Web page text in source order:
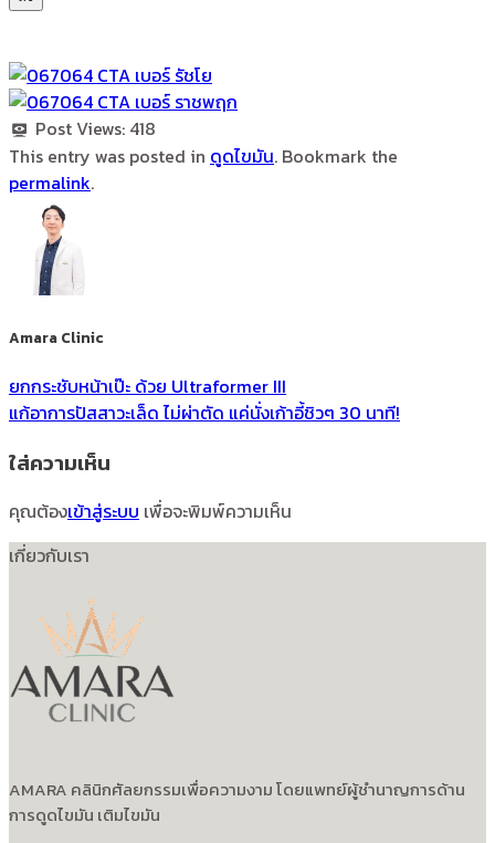
Post Views: 418
This entry was posted in ดูดไขมัน. Bookmark the
permalink.
Amara Clinic
ยกกระชับหน้าเป๊ะ ด้วย Ultraformer III
แก้อาการปัสสาวะเล็ด ไม่ผ่าตัด แค่นั่งเก้าอี้ชิวๆ 30 นาที!
ใส่ความเห็น
คุณต้องเข้าสู่ระบบ เพื่อจะพิมพ์ความเห็น
เกี่ยวกับเรา
AMARA คลินิกศัลยกรรมเพื่อความงาม โดยแพทย์ผู้ชำนาญการด้าน
การดูดไขมัน เติมไขมัน